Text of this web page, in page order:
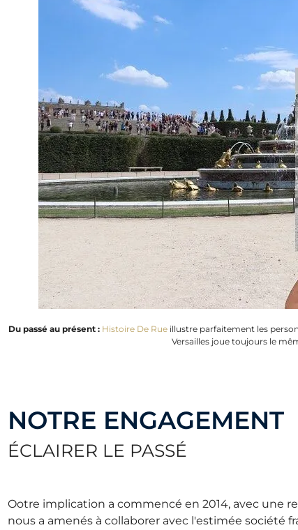
Du passé au présent : Histoire De Rue illustre parfaitement les
Versailles joue toujours le
NOTRE ENGAGEMENT
ÉCLAIRER LE PASSÉ
Ootre implication a commencé en 2014, avec une
nous a amenés à collaborer avec l'estimée société